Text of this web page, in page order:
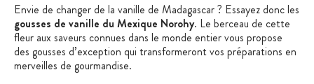
Envie de changer de la vanille de Madagascar ? Essayez donc les
gousses de vanille du Mexique Norohy. Le berceau de cette
fleur aux saveurs connues dans le monde entier vous propose
des gousses d’exception qui transformeront vos préparations en
merveilles de gourmandise.